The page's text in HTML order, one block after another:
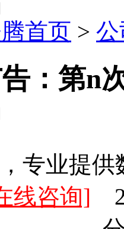
首页 >
：第n
专业提
线咨询]